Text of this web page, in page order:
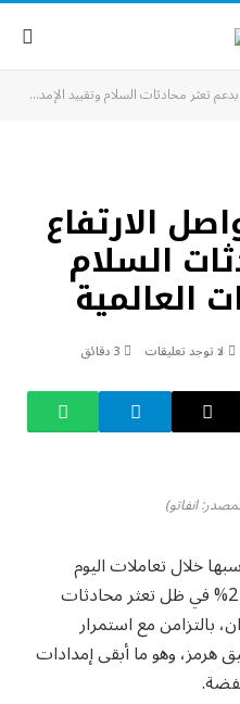
محادثات السلام وتقييد الإمدادات العالمية
الارتفاع
السلام
العالمية
لا توجد تعليقات 3 دقائق
انفاتو)
خلال تعاملات اليوم
الاثنين؛ إذ ارتفعت بنسبة تقارب 2% في ظل تعثر محادثات
بالتزامن مع استمرار
هرمز، وهو ما أبقى إمدادات